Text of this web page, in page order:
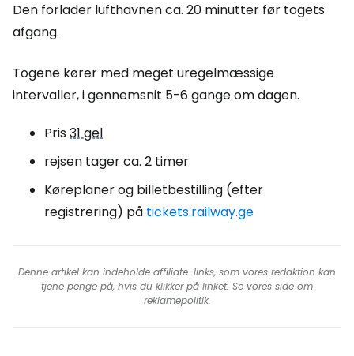
Den forlader lufthavnen ca. 20 minutter før togets
afgang.
Togene kører med meget uregelmæssige
intervaller, i gennemsnit 5-6 gange om dagen.
Pris31 gel
rejsen tager ca. 2 timer
Køreplaner og billetbestilling (efter
registrering) på tickets.railway.ge
Denne artikel kan indeholde affiliate-links, som vores redaktion kan
tjene penge på, hvis du klikker på linket. Se vores side om
reklamepolitik.